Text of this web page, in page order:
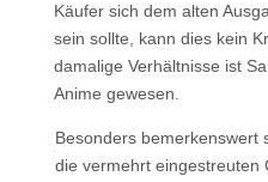
Käufer sich dem alten
sein sollte, kann dies kein
damalige Verhältnisse ist
Anime gewesen.
Besonders bemerkenswert
die vermehrt eingestreuten